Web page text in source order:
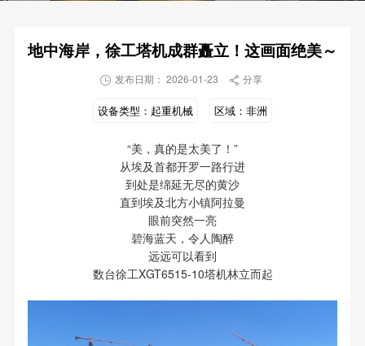
地中海岸，徐工塔机成群矗立！这画面绝美～
 发布日期： 2026-01-23  分享
设备类型： 起重机械 区域： 非洲
“美，真的是太美了！”
从埃及首都开罗一路行进
到处是绵延无尽的黄沙
直到埃及北方小镇阿拉曼
眼前突然一亮
碧海蓝天，令人陶醉
远远可以看到
数台徐工XGT6515-10塔机林立而起